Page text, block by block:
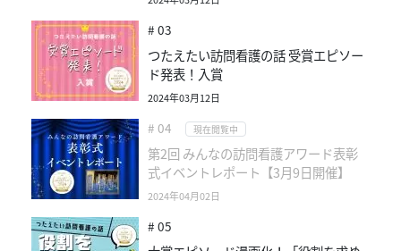
# 03
つたえたい訪問看護の話 受賞エピソー
ド発表！入賞
2024年03月12日
# 04 現在閲覧中
第2回 みんなの訪問看護アワード表彰
式イベントレポート【3月9日開催】
2024年04月02日
# 05